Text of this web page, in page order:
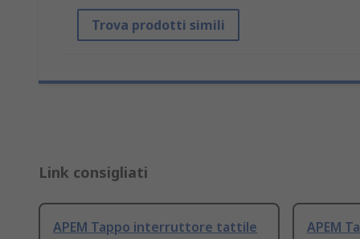
Trova prodotti simili
Link consigliati
APEM Tappo interruttore tattile
APEM